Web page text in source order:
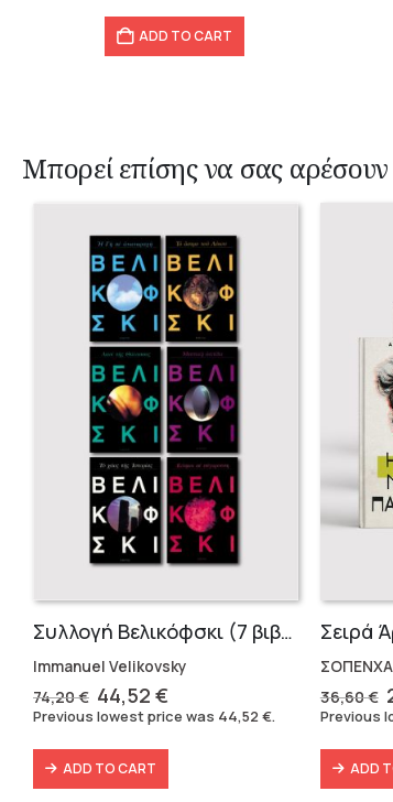
ADD TO CART
Μπορεί επίσης να σας αρέσουν
Συλλογή Βελικόφσκι (7 βιβλία)
Immanuel Velikovsky
74,20€ Original
price
74,20 €.
44,52€
price
44,52 €.
Previous lowest price was 44,52€.
ADD TO CART
36,60€
Previous
ADD